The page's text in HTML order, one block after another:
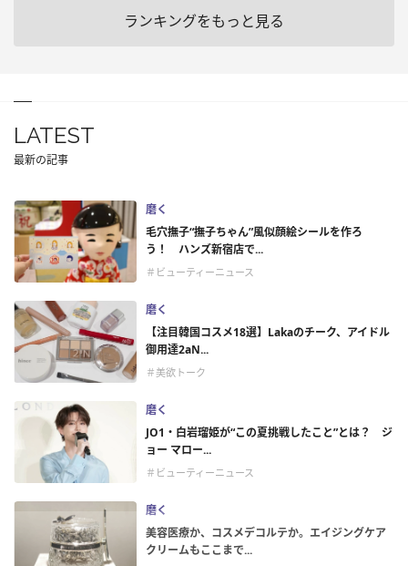
ランキングをもっと見る
LATEST
最新の記事
磨く
毛穴撫子“撫子ちゃん”風似顔絵シールを作ろ
う！ ハンズ新宿店で...
＃ビューティーニュース
磨く
【注目韓国コスメ18選】Lakaのチーク、アイドル
御用達2aN...
＃美欲トーク
磨く
JO1・白岩瑠姫が“この夏挑戦したこと”とは？ ジ
ョー マロー...
＃ビューティーニュース
磨く
美容医療か、コスメデコルテか。エイジングケア
クリームもここまで...